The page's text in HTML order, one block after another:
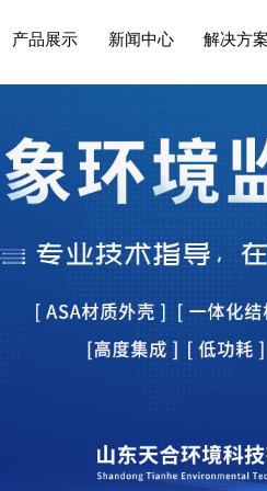
产品展示 新闻中心 解决方案